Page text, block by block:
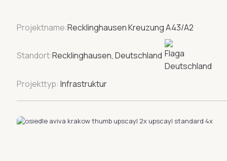
Projektname:Recklinghausen Kreuzung A43/A2
Standort:Recklinghausen, Deutschland
Projekttyp: Infrastruktur